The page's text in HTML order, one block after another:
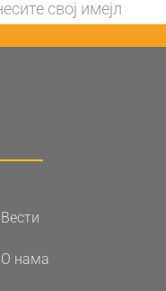
Вести
О нама